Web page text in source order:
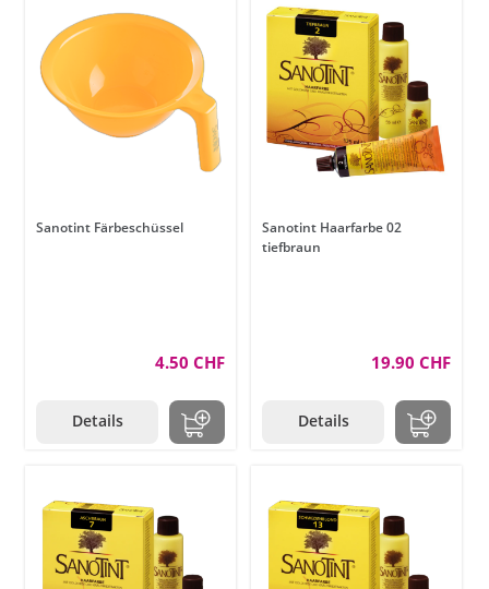
Sanotint Färbeschüssel
4.50 CHF
Details
Sanotint Haarfarbe 02
tiefbraun
19.90 CHF
Details